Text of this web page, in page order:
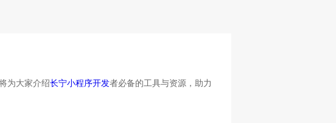
为大家介绍长宁小程序开发者必备的工具与资源，助力